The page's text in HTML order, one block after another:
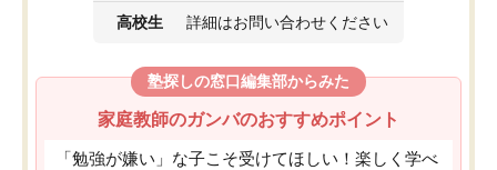
高校生 詳細はお問い合わせください
塾探しの窓口編集部からみた
家庭教師のガンバのおすすめポイント
「勉強が嫌い」な子こそ受けてほしい！楽しく学べ